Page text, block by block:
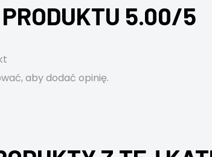
5.00/5
, aby dodać opinię.